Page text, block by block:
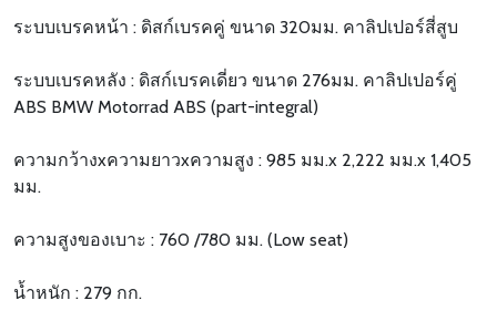
ระบบเบรคหน้า : ดิสก์เบรคคู่ ขนาด 320มม. คาลิปเปอร์สี่สูบ
ระบบเบรคหลัง : ดิสก์เบรคเดี่ยว ขนาด 276มม. คาลิปเปอร์คู่
ABS BMW Motorrad ABS (part-integral)
ความกว้างxความยาวxความสูง : 985 มม.x 2,222 มม.x 1,405
มม.
ความสูงของเบาะ : 760 /780 มม. (Low seat)
น้ำหนัก : 279 กก.